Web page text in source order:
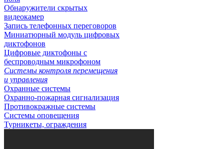
Обнаружители скрытых
видеокамер
Запись телефонных переговоров
Миниатюрный модуль цифровых
диктофонов
Цифровые диктофоны с
беспроводным микрофоном
Системы контроля перемещения
и управления
Охранные системы
Охранно-пожарная сигнализация
Противокражные системы
Системы оповещения
Турникеты, ограждения